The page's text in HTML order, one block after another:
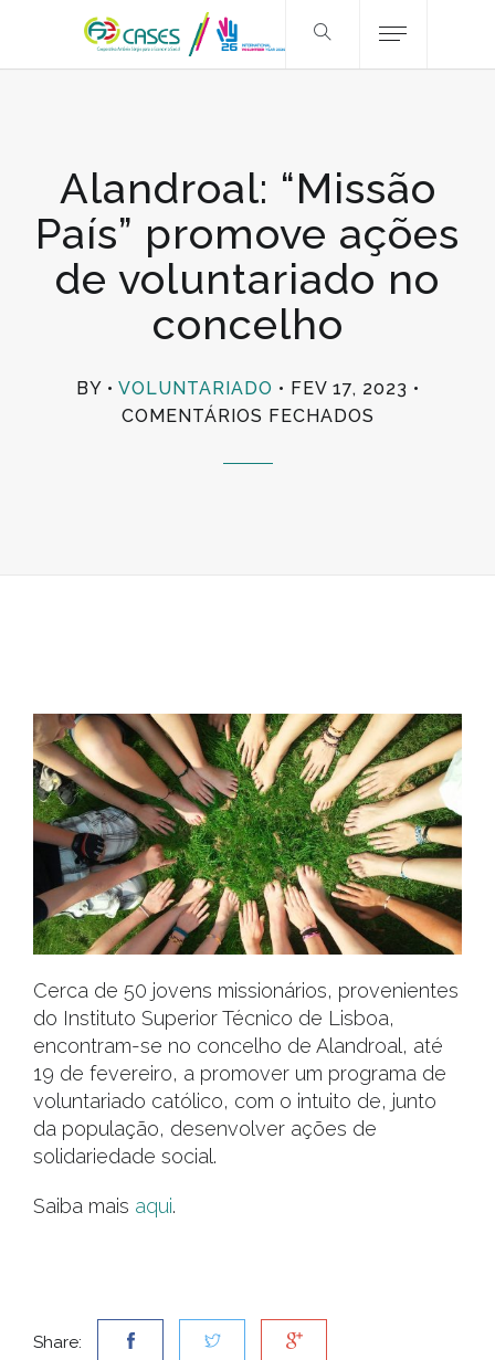
Alandroal: “Missão
País” promove ações
de voluntariado no
concelho
BY VOLUNTARIADO
FEV 17, 2023
COMENTÁRIOS FECHADOS
Cerca de 50 jovens missionários, provenientes
do Instituto Superior Técnico de Lisboa,
encontram-se no concelho de Alandroal, até
19 de fevereiro, a promover um programa de
voluntariado católico, com o intuito de, junto
da população, desenvolver ações de
solidariedade social.
Saiba mais aqui.
Share: